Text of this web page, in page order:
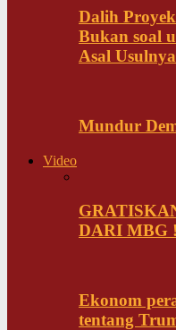
Dalih
Bukan soal
Asal Usulnya
Mundur
Video
DARI MBG
Ekonom
tentang